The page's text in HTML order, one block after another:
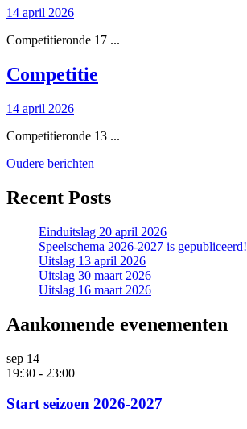
14 april 202614
2026
Competitieronde 17 ...
Competitie
14 april 202614
2026
Competitieronde 13 ...
Berichtennavigatie
Oudere berichten
Recent Posts
Einduitslag 20 april 2026
Speelschema 2026-2027 is gepubliceerd!
Uitslag 13 april 2026
Uitslag 30 maart 2026
Uitslag 16 maart 2026
Aankomende evenementen
sep 14
19:30 - 23:00
Start seizoen 2026-2027